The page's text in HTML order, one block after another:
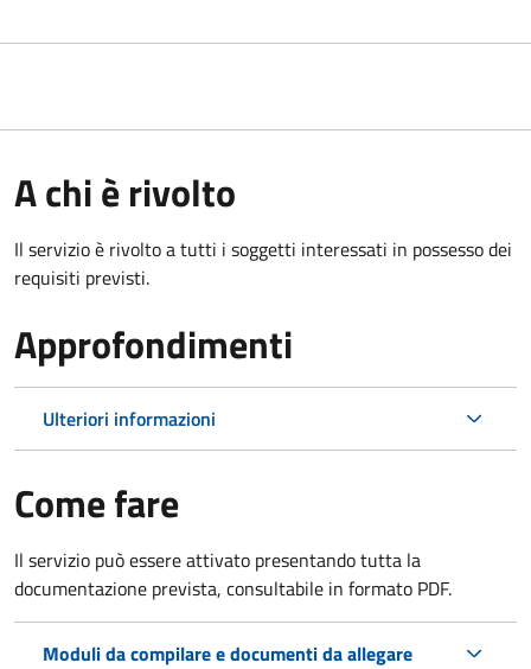
A chi è rivolto
Il servizio è rivolto a tutti i soggetti interessati in possesso dei
requisiti previsti.
Approfondimenti
Ulteriori informazioni
Come fare
Il servizio può essere attivato presentando tutta la
documentazione prevista, consultabile in formato PDF.
Moduli da compilare e documenti da allegare